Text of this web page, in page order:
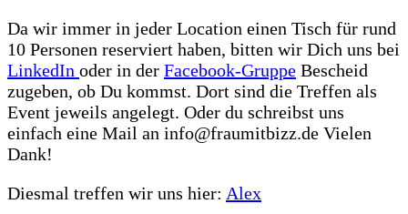
Da wir immer in jeder Location einen Tisch für rund
10 Personen reserviert haben, bitten wir Dich uns bei
LinkedIn oder in der Facebook-Gruppe Bescheid
zugeben, ob Du kommst. Dort sind die Treffen als
Event jeweils angelegt. Oder du schreibst uns
einfach eine Mail an info@fraumitbizz.de Vielen
Dank!
Diesmal treffen wir uns hier: Alex